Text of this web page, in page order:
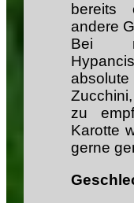
bereits
andere
Bei
zu
Karotte
gerne